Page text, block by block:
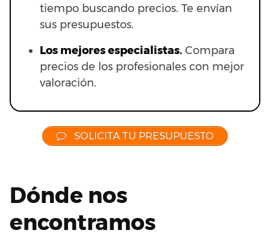
tiempo buscando precios. Te envían
sus presupuestos.
Los mejores especialistas. Compara
precios de los profesionales con mejor
valoración.
SOLICITA TU PRESUPUESTO
Dónde nos
encontramos